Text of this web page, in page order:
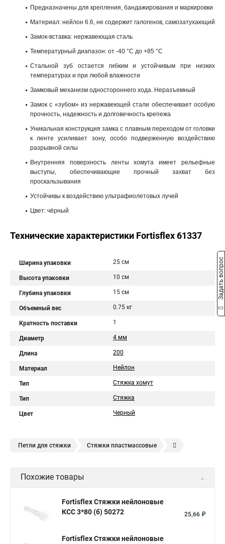
Предназначены для крепления, бандажирования и маркировки
Материал: нейлон 6.6, не содержит галогенов, самозатухающий
Замок-вставка: нержавеющая сталь
Температурный диапазон: от -40 °C до +85 °C
Стальной зуб остается гибким и устойчивым при низких
температурах и при любой влажности
Замковый механизм одностороннего хода. Неразъемный
Замок с «зубом» из нержавеющей стали обеспечивает особую
прочность, надежность и долговечность крепежа
Уникальная конструкция замка с плавным переходом от головки
к ленте усиливает зону, особо подверженную воздействию
разрывной силы
Внутренняя поверхность ленты хомута имеет рельефные
выступы, обеспечивающие прочный захват без
проскальзывания
Устойчивы к воздействию ультрафиолетовых лучей
Цвет: чёрный
Технические характеристики Fortisflex 61337
Ширина упаковки 25 см
Высота упаковки 10 см
Глубина упаковки 15 см
Объемный вес 0.75 кг
Кратность поставки 1
Диаметр 4 мм
Длина 200
Материал Нейлон
Тип Стяжка хомут
Тип Стяжка
Цвет Черный
Петли для стяжки Стяжки пластмассовые
Стяжки зажим Хомут стяжка нейлоновая купить в
Стяжка alt Хомуты стяжки труб Стяжки магазин
Похожие товары
Fortisflex Стяжки нейлоновые
КСС 3*80 (б) 50272
25,66 ₽
Fortisflex Стяжки нейлоновые
Задать вопрос